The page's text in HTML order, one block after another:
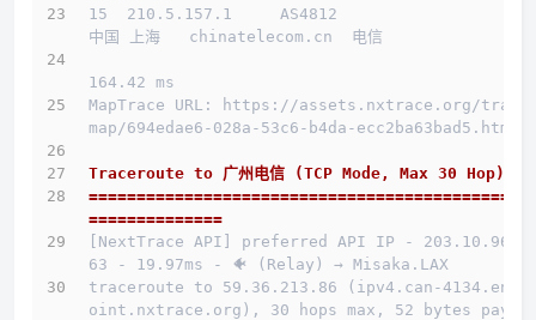
15  210.5.157.1     AS4812
中国 上海   chinatelecom.cn  电信
164.42 ms
MapTrace URL: https://assets.nxtrace.org/trace
map/694edae6-028a-53c6-b4da-ecc2ba63bad5.html
Traceroute to 广州电信 (TCP Mode, Max 30 Hop)
==============================================
==============
[NextTrace API] preferred API IP - 203.10.96.1
63 - 19.97ms - 🐠 (Relay) → Misaka.LAX
traceroute to 59.36.213.86 (ipv4.can-4134.endp
oint.nxtrace.org), 30 hops max, 52 bytes paylo